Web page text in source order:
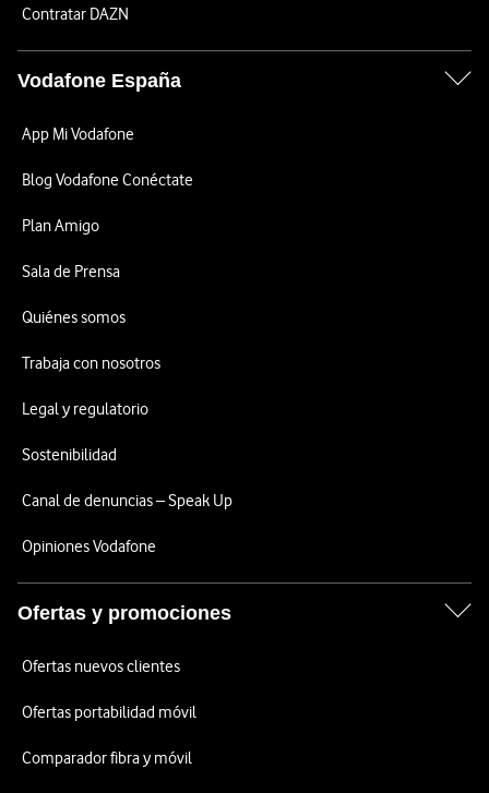
Contratar DAZN
Vodafone España
App Mi Vodafone
Blog Vodafone Conéctate
Plan Amigo
Sala de Prensa
Quiénes somos
Trabaja con nosotros
Legal y regulatorio
Sostenibilidad
Canal de denuncias – Speak Up
Opiniones Vodafone
Ofertas y promociones
Ofertas nuevos clientes
Ofertas portabilidad móvil
Comparador fibra y móvil